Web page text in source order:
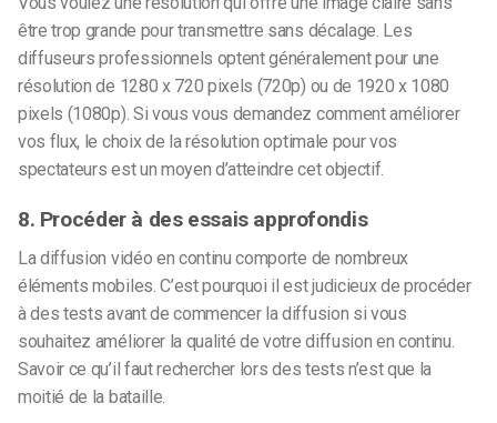
être trop grande pour transmettre sans décalage. Les
diffuseurs professionnels optent généralement pour une
résolution de 1280 x 720 pixels (720p) ou de 1920 x 1080
pixels (1080p). Si vous vous demandez comment améliorer
vos flux, le choix de la résolution optimale pour vos
spectateurs est un moyen d’atteindre cet objectif.
8. Procéder à des essais approfondis
La diffusion vidéo en continu comporte de nombreux
éléments mobiles. C’est pourquoi il est judicieux de procéder
à des tests avant de commencer la diffusion si vous
souhaitez améliorer la qualité de votre diffusion en continu.
Savoir ce qu’il faut rechercher lors des tests n’est que la
moitié de la bataille.